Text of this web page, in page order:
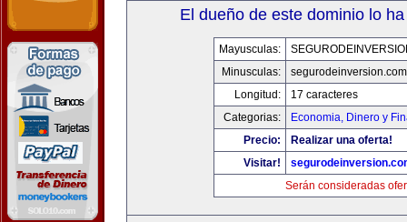
El dueño de este dominio lo
Mayusculas:
Minusculas:
segurodeinversion.com
Longitud:
17 caracteres
Categorias:
Economia, Dinero y
Precio:
Realizar una oferta!
Visitar!
Serán consideradas